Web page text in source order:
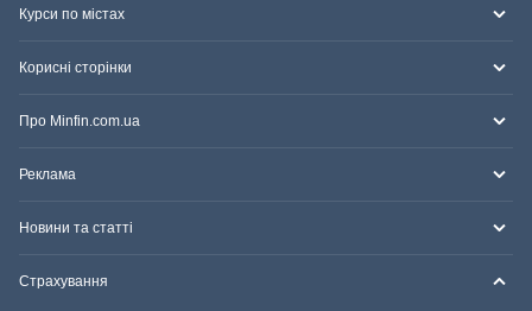
Курси по містах
Корисні сторінки
Про Minfin.com.ua
Реклама
Новини та статті
Страхування